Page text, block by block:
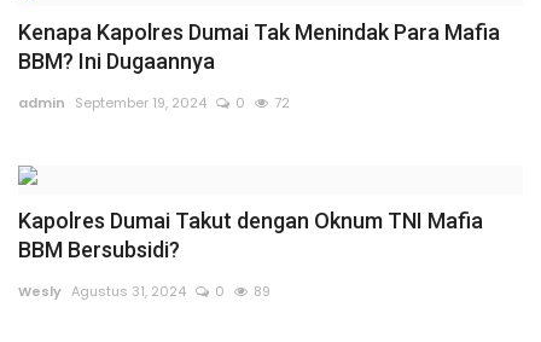
Kenapa Kapolres Dumai Tak Menindak Para Mafia
BBM? Ini Dugaannya
admin September 19, 2024 0 72
Kapolres Dumai Takut dengan Oknum TNI Mafia
BBM Bersubsidi?
Wesly Agustus 31, 2024 0 89